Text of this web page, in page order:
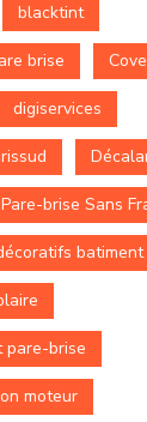
blacktint
brise
digiservices
Pare-brise Sans
batiment
pare-brise
moteur